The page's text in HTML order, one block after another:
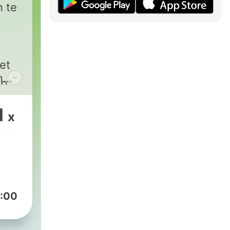
te
x